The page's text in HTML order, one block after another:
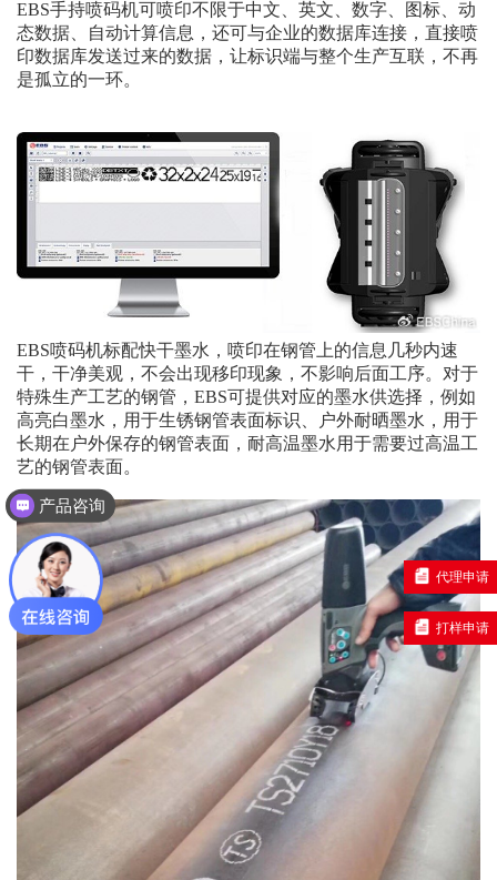
EBS手持喷码机可喷印不限于中文、英文、数字、图标、动
态数据、自动计算信息，还可与企业的数据库连接，直接喷
印数据库发送过来的数据，让标识端与整个生产互联，不再
是孤立的一环。
EBS喷码机标配快干墨水，喷印在钢管上的信息几秒内速
干，干净美观，不会出现移印现象，不影响后面工序。对于
特殊生产工艺的钢管，EBS可提供对应的墨水供选择，例如
高亮白墨水，用于生锈钢管表面标识、户外耐晒墨水，用于
长期在户外保存的钢管表面，耐高温墨水用于需要过高温工
艺的钢管表面。
代理申请
打样申请
产品咨询